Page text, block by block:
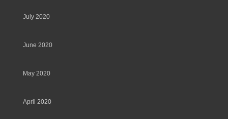
July 2020
June 2020
May 2020
April 2020